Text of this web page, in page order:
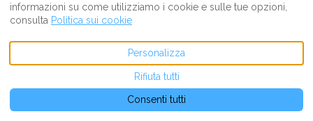
informazioni su come utilizziamo i cookie e sulle tue opzioni,
consulta Politica sui cookie
Personalizza
Rifiuta tutti
Consenti tutti